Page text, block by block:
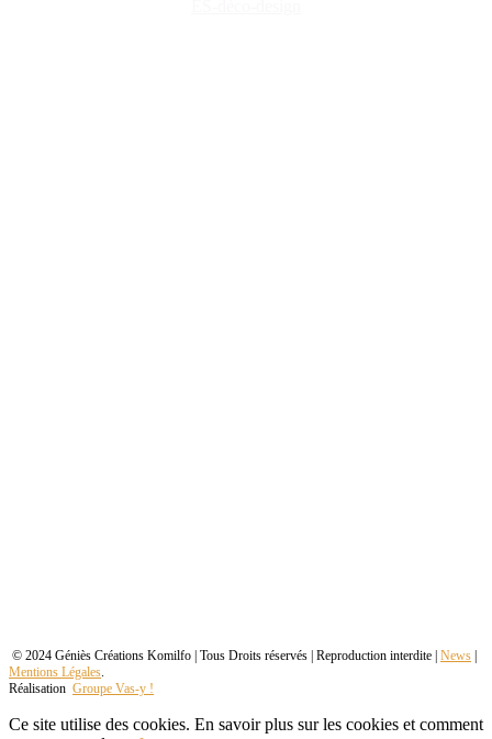
© 2024 Géniès Créations Komilfo | Tous Droits réservés | Reproduction interdite | News
Mentions Légales.
Réalisation Groupe Vas-y !
Ce site utilise des cookies. En savoir plus sur les cookies et comment